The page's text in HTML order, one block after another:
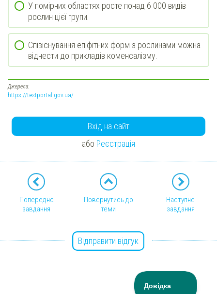
У помірних областях росте понад 6 000 видів
рослин цієї групи.
Співіснування епіфітних форм з рослинами можна
віднести до прикладів коменсалізму.
Джерела:
https://testportal.gov.ua/
Вхід на сайт
або Реєстрація
Попереднє
завдання
Повернутись до
теми
Наступне
завдання
Відправити відгук